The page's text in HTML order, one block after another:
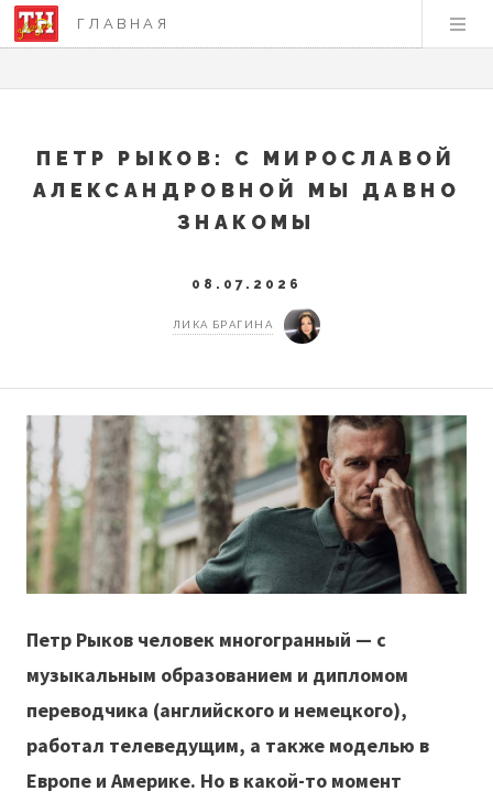
ГЛАВНАЯ
ПЕТР РЫКОВ: С МИРОСЛАВОЙ
АЛЕКСАНДРОВНОЙ МЫ ДАВНО
ЗНАКОМЫ
08.07.2026
ЛИКА БРАГИНА
Петр Рыков человек многогранный — с
музыкальным образованием и дипломом
переводчика (английского и немецкого),
работал телеведущим, а также моделью в
Европе и Америке. Но в какой-то момент